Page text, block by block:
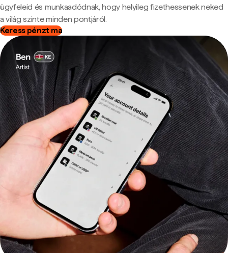
ügyfeleid és munkaadódnak, hogy helyileg fizethessenek neked
a világ szinte minden pontjáról.
Keress pénzt ma